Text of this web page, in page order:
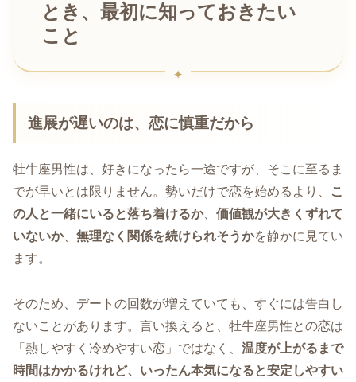
とき、最初に知っておきたい
こと
進展が遅いのは、恋に慎重だから
牡牛座男性は、好きになったら一途ですが、そこに至るま
でが早いとは限りません。勢いだけで恋を始めるより、
こ
の人と一緒にいると落ち着けるか、 価値観が大きくずれて
いないか、 無理なく関係を続けられそうかを静かに見てい
ます。
そのため、デートの回数が増えていても、すぐには告白し
ないことがあります。言い換えると、牡牛座男性との恋は
「熱しやすく冷めやすい恋」ではなく、 温度が上がるまで
時間はかかるけれど、いったん本気になると安定しやすい